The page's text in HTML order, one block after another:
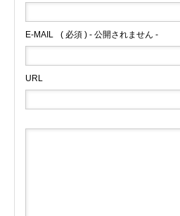
E-MAIL ( 必須 ) - 公開されません -
URL